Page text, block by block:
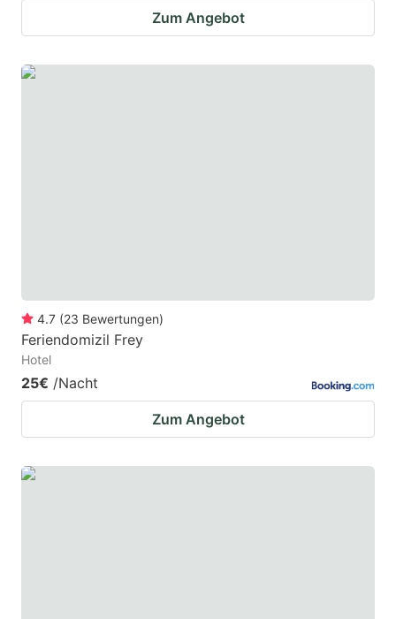
Zum Angebot
4.7 (23 Bewertungen)
Feriendomizil Frey
Hotel
25€ /Nacht
Zum Angebot